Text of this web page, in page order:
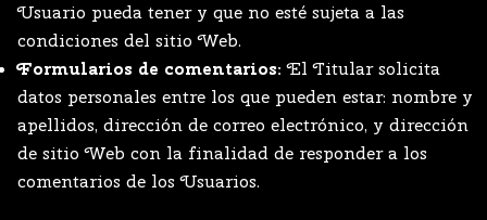
Usuario pueda tener y que no esté sujeta a las
condiciones del sitio Web.
Formularios de comentarios: El Titular solicita
datos personales entre los que pueden estar: nombre y
apellidos, dirección de correo electrónico, y dirección
de sitio Web con la finalidad de responder a los
comentarios de los Usuarios.